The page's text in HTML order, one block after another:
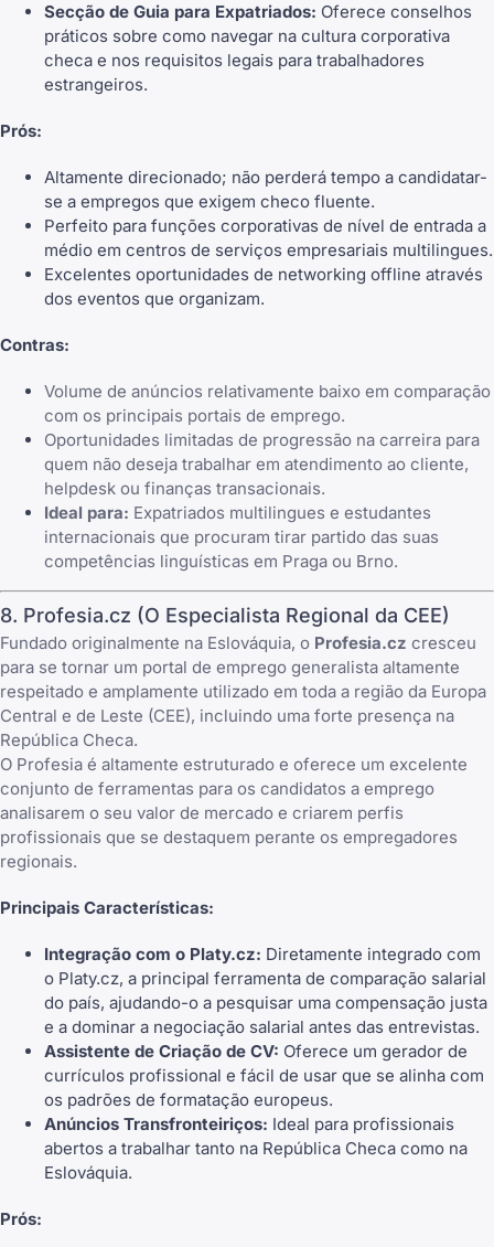
Secção de Guia para Expatriados: Oferece conselhos
práticos sobre como navegar na cultura corporativa
checa e nos requisitos legais para trabalhadores
estrangeiros.
Prós:
Altamente direcionado; não perderá tempo a candidatar-
se a empregos que exigem checo fluente.
Perfeito para funções corporativas de nível de entrada a
médio em centros de serviços empresariais multilingues.
Excelentes oportunidades de networking offline através
dos eventos que organizam.
Contras:
Volume de anúncios relativamente baixo em comparação
com os principais portais de emprego.
Oportunidades limitadas de progressão na carreira para
quem não deseja trabalhar em atendimento ao cliente,
helpdesk ou finanças transacionais.
Ideal para: Expatriados multilingues e estudantes
internacionais que procuram tirar partido das suas
competências linguísticas em Praga ou Brno.
8. Profesia.cz (O Especialista Regional da CEE)
Fundado originalmente na Eslováquia, o Profesia.cz cresceu
para se tornar um portal de emprego generalista altamente
respeitado e amplamente utilizado em toda a região da Europa
Central e de Leste (CEE), incluindo uma forte presença na
República Checa.
O Profesia é altamente estruturado e oferece um excelente
conjunto de ferramentas para os candidatos a emprego
analisarem o seu valor de mercado e criarem perfis
profissionais que se destaquem perante os empregadores
regionais.
Principais Características:
Integração com o Platy.cz: Diretamente integrado com
o Platy.cz, a principal ferramenta de comparação salarial
do país, ajudando-o a pesquisar uma compensação justa
e a dominar a negociação salarial antes das entrevistas.
Assistente de Criação de CV: Oferece um gerador de
currículos profissional e fácil de usar que se alinha com
os padrões de formatação europeus.
Anúncios Transfronteiriços: Ideal para profissionais
abertos a trabalhar tanto na República Checa como na
Eslováquia.
Prós: